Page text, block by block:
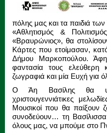
πόλης μας και τα παιδιά
«Αθλητισμός &
«Βραυρώνιος», θα
Κάρτες που ετοίμασαν,
Δήμου Μαρκοπούλου.
φαντασία τους ελεύθερη
ζωγραφιά και μία Ευχή για
Ο Άη Βασίλης θα
χριστουγεννιάτικες
Μουσικοί που θα παίξουν
συνοδεύουν… τη
όλους μας, να μπούμε στο